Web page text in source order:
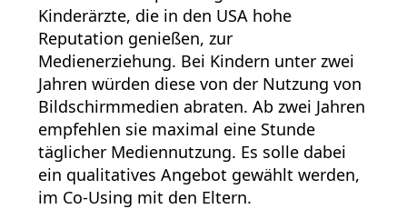
Kinderärzte, die in den USA hohe
Reputation genießen, zur
Medienerziehung. Bei Kindern unter zwei
Jahren würden diese von der Nutzung von
Bildschirmmedien abraten. Ab zwei Jahren
empfehlen sie maximal eine Stunde
täglicher Mediennutzung. Es solle dabei
ein qualitatives Angebot gewählt werden,
im Co-Using mit den Eltern.